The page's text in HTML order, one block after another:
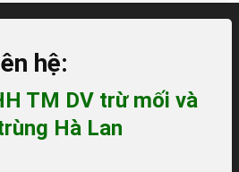
hệ:
TM DV trừ mối và
Hà Lan